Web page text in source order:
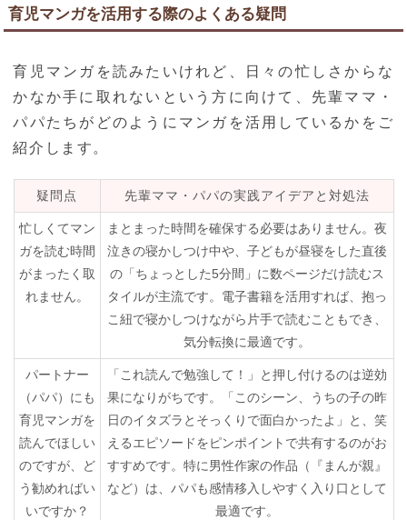
育児マンガを活用する際のよくある疑問
育児マンガを読みたいけれど、日々の忙しさからな
かなか手に取れないという方に向けて、先輩ママ・
パパたちがどのようにマンガを活用しているかをご
紹介します。
疑問点 先輩ママ・パパの実践アイデアと対処法
忙しくてマン
ガを読む時間
がまったく取
れません。
まとまった時間を確保する必要はありません。夜
泣きの寝かしつけ中や、子どもが昼寝をした直後
の「ちょっとした5分間」に数ページだけ読むス
タイルが主流です。電子書籍を活用すれば、抱っ
こ紐で寝かしつけながら片手で読むこともでき、
気分転換に最適です。
パートナー
（パパ）にも
育児マンガを
読んでほしい
のですが、ど
う勧めればい
いですか？
「これ読んで勉強して！」と押し付けるのは逆効
果になりがちです。「このシーン、うちの子の昨
日のイタズラとそっくりで面白かったよ」と、笑
えるエピソードをピンポイントで共有するのがお
すすめです。特に男性作家の作品（『まんが親』
など）は、パパも感情移入しやすく入り口として
最適です。